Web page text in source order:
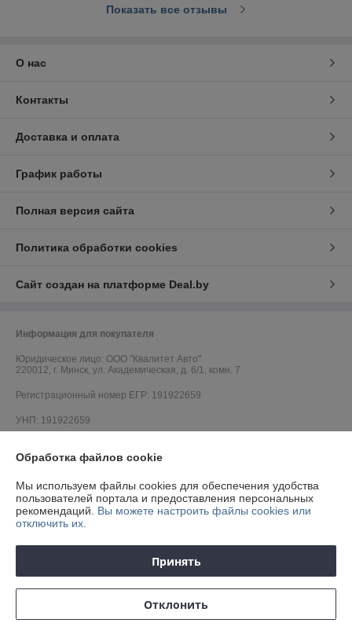
Показать все отзывы
О нас
Контакты
Доставка и оплата
График работы
Полная версия сайта
Политика обработки cookies
Сайт создан на платформе Deal.by
Информация для покупателя
Юридическое лицо: ООО "Квалитет Авто"
220012, г. Минск, ул. Академическая, д. 6/1, комн. 7
Регистрационный номер ЕГР: 191922659
УНП: 191922659
Обработка файлов cookie
Мы используем файлы cookies для обеспечения удобства
пользователей портала и предоставления персональных
рекомендаций. Вы можете настроить файлы cookies или
отключить их.
Принять
Отклонить